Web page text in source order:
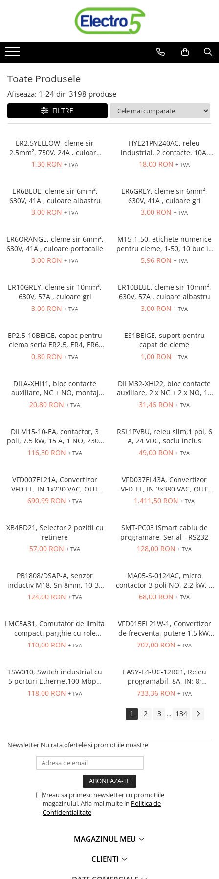
Sisteme de automatizare si control
Automate programabile
Seria DVP-Slim PLC-CPU
Seria DVP Motion-CPU
Seria compacta AS
Simatic S7
inteligente)
Seria iSMART IMO
Seria EASY EATON
Text Panel
Touch Panel / HMI
Solutii industriale Ethernet
Router si switch-uri industriale
Afisoare digitale
Convertizoare de frecventa
Delta Electronics
Schneider Electric
Rezistente franare
Accesorii generale
Servo-Motoare )
Soft Startere
Power meter
Regulatoare de temperatura si
Seria DTK
Seria DT3
Counter Timer Tahometru
Dispozitive comunicatie
Senzori capacitivi
Senzori de presiune
Senzori inductivi
Senzori magnetici-rezistivi
ATEX
Butoane Ex
Lampi EXIT Ex
Surse de alimentare
Modul Buffer
Module redundanta
Seria Chrome
Toate Produsele
Afiseaza: 1-24 din 3198 produse
FILTRE
ER2.5YELLOW, cleme sir
2.5mm², 750V, 24A , culoare
galbena
1,30 RON + TVA
HYE21PN240AC, releu
industrial, 2 contacte, 10A,
240 VAC
18,00 RON + TVA
ER6BLUE, cleme sir 6mm²,
630V, 41A , culoare albastru
3,00 RON + TVA
ER6GREY, cleme sir 6mm²,
630V, 41A , culoare gri
3,00 RON + TVA
ER6ORANGE, cleme sir 6mm²,
630V, 41A , culoare portocalie
3,00 RON + TVA
MT5-1-50, etichete numerice
pentru cleme, 1-50, 10 buc in
cutie
5,96 RON + TVA
ER10GREY, cleme sir 10mm²,
630V, 57A , culoare gri
3,00 RON + TVA
ER10BLUE, cleme sir 10mm²,
630V, 57A , culoare albastru
3,00 RON + TVA
EP2.5-10BEIGE, capac pentru
clema seria ER2.5, ER4, ER6,
ER10 Beige
0,80 RON + TVA
ES1BEIGE, suport pentru
capat de cleme
1,00 RON + TVA
DILA-XHI11, bloc contacte
auxiliare, NC + NO, montaj
frontal
20,80 RON + TVA
DILM32-XHI22, bloc contacte
auxiliare, 2 x NC + 2 x NO, 16
A, montaj frontal
31,46 RON + TVA
DILM15-10-EA, contactor, 3
poli, 7.5 kW, 15 A, 1 NO, 230V
AC
116,30 RON + TVA
RSL1PVBU, releu slim,1 pol, 6
A, 24 VDC, soclu inclus
49,00 RON + TVA
VFD007EL21A, Convertizor
VFD-EL, IN 1x230 VAC, OUT
3x230 VAC, 0.75 kW, 4.2 A,
inclus
690,99 RON + TVA
VFD037EL43A, Convertizor
VFD-EL, IN 3x380 VAC, OUT
3x380 VAC, 3.7kW, 8.2 A,
inclus
1.411,50 RON + TVA
XB4BD21, Selector 2 pozitii cu
retinere
57,00 RON + TVA
SMT-PC03 iSmart cablu de
programare, Serial - RS232
128,00 RON + TVA
PB1808/DSAP-A, senzor
inductiv M18, Sn 8mm, 10-36
VDC, ecranat NO, PNP,
124,00 RON + TVA
MA05-S-0124AC, micro
contactor 3 poli NO, 2.2 kW, 5
A, Aux Cont 1NC , bobina 24 V
68,00 RON + TVA
LMC5A31, Comutator de limita
compact, parghie cu role
NO+NC, corp metalic cu
110,00 RON + TVA
VFD015EL21W-1, Convertizor
de frecventa, putere 1.5 kW,
7.5 A, IN: 1 x 230 VAC, OUT: 3
707,00 RON + TVA
TSW010, Switch industrial cu
5 porturi Ethernet100 Mbps,
montaj pe sina
118,00 RON + TVA
EASY-E4-UC-12RC1, Releu
programabil, 8A, IN: 8;
Int.analogica: 4
733,36 RON + TVA
1 2 3 ... 134
Newsletter Nu rata ofertele si promotiile noastre
Vreau sa primesc newsletter cu promotiile
magazinului. Afla mai multe in Politica de
Confidentialitate
MAGAZINUL MEU
CLIENTI